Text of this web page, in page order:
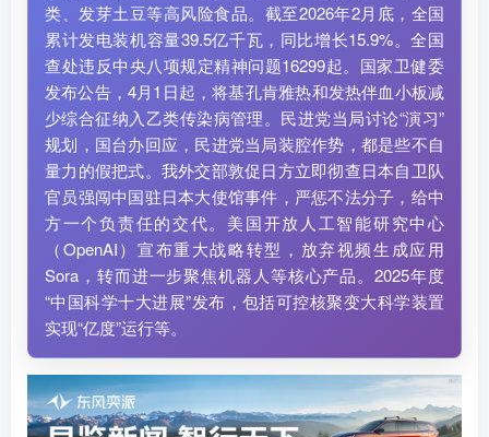
类、发芽土豆等高风险食品。截至2026年2月底，全国
累计发电装机容量39.5亿千瓦，同比增长15.9%。全国
查处违反中央八项规定精神问题16299起。国家卫健委
发布公告，4月1日起，将基孔肯雅热和发热伴血小板减
少综合征纳入乙类传染病管理。民进党当局讨论“演习”
规划，国台办回应，民进党当局装腔作势，都是些不自
量力的假把式。我外交部敦促日方立即彻查日本自卫队
官员强闯中国驻日本大使馆事件，严惩不法分子，给中
方一个负责任的交代。美国开放人工智能研究中心
（OpenAI）宣布重大战略转型，放弃视频生成应用
Sora，转而进一步聚焦机器人等核心产品。2025年度
“中国科学十大进展”发布，包括可控核聚变大科学装置
实现“亿度”运行等。